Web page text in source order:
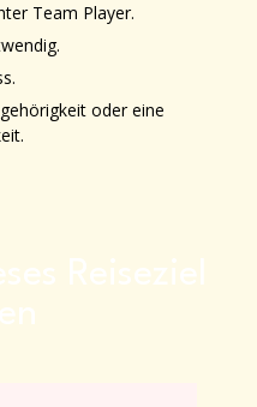
Team Player.
oder eine
Reiseziel